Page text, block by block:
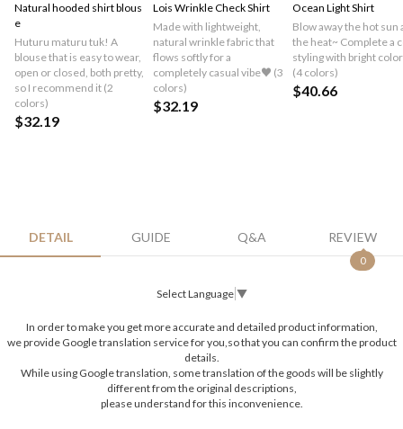
Natural hooded shirt blous
e
Huturu maturu tuk! A
blouse that is easy to wear,
open or closed, both pretty,
so I recommend it (2
colors)
$32.19
Lois Wrinkle Check Shirt
Made with lightweight,
natural wrinkle fabric that
flows softly for a
completely casual vibe♥ (3
colors)
$32.19
Ocean Light Shirt
Blow away the hot sun
the heat~ Complete a
styling with bright
(4 colors)
$40.66
DETAIL GUIDE Q&A REVIEW
0
Select Language ▼
In order to make you get more accurate and detailed product information,
we provide Google translation service for you,so that you can confirm the product
details.
While using Google translation, some translation of the goods will be slightly
different from the original descriptions,
please understand for this inconvenience.